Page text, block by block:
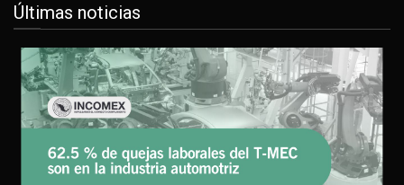
Últimas noticias